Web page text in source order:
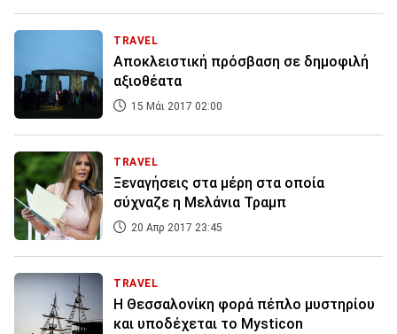
TRAVEL
Αποκλειστική πρόσβαση σε δημοφιλή
αξιοθέατα
15 Μάι 2017 02:00
TRAVEL
Ξεναγήσεις στα μέρη στα οποία
σύχναζε η Μελάνια Τραμπ
20 Απρ 2017 23:45
TRAVEL
Η Θεσσαλονίκη φορά πέπλο μυστηρίου
και υποδέχεται το Mysticon